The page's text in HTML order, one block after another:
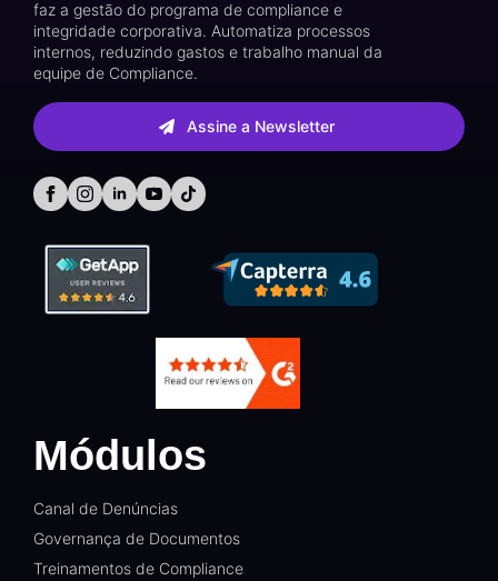
faz a gestão do programa de compliance e
integridade corporativa. Automatiza processos
internos, reduzindo gastos e trabalho manual da
equipe de Compliance.
Assine a Newsletter
Módulos
Canal de Denúncias
Governança de Documentos
Treinamentos de Compliance